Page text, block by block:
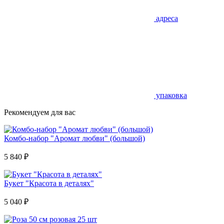
адреса
упаковка
Рекомендуем для вас
Комбо-набор "Аромат любви" (большой)
5 840 ₽
Букет "Красота в деталях"
5 040 ₽